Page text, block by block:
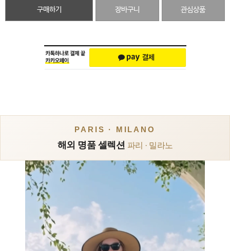
구매하기 장바구니 관심상품
PARIS · MILANO
해외 명품 셀렉션 파리 · 밀라노